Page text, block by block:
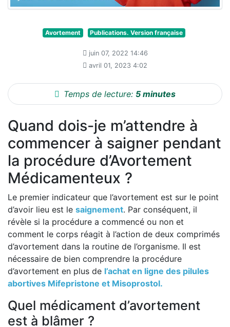
Avortement Publications. Version française
juin 07, 2022 14:46
avril 01, 2023 4:02
Temps de lecture: 5 minutes
Quand dois-je m’attendre à
commencer à saigner pendant
la procédure d’Avortement
Médicamenteux ?
Le premier indicateur que l’avortement est sur le point
d’avoir lieu est le saignement. Par conséquent, il
révèle si la procédure a commencé ou non et
comment le corps réagit à l’action de deux comprimés
d’avortement dans la routine de l’organisme. Il est
nécessaire de bien comprendre la procédure
d’avortement en plus de l’achat en ligne des pilules
abortives Mifepristone et Misoprostol.
Quel médicament d’avortement
est à blâmer ?